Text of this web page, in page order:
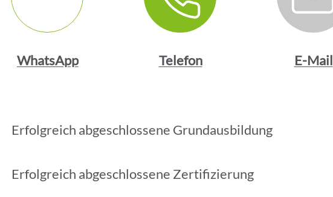
WhatsApp Telefon E-Mail
Erfolgreich abgeschlossene Grundausbildung
Erfolgreich abgeschlossene Zertifizierung